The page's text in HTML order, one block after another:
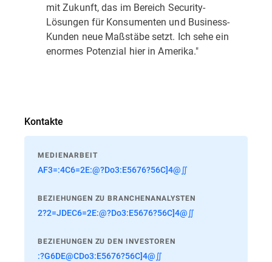
mit Zukunft, das im Bereich Security-
Lösungen für Konsumenten und Business-
Kunden neue Maßstäbe setzt. Ich sehe ein
enormes Potenzial hier in Amerika."
Kontakte
MEDIENARBEIT
AF3=:4C6=2E:@?Do3:E5676?56C]4@∬
BEZIEHUNGEN ZU BRANCHENANALYSTEN
2?2=JDEC6=2E:@?Do3:E5676?56C]4@∬
BEZIEHUNGEN ZU DEN INVESTOREN
:?G6DE@CDo3:E5676?56C]4@∬